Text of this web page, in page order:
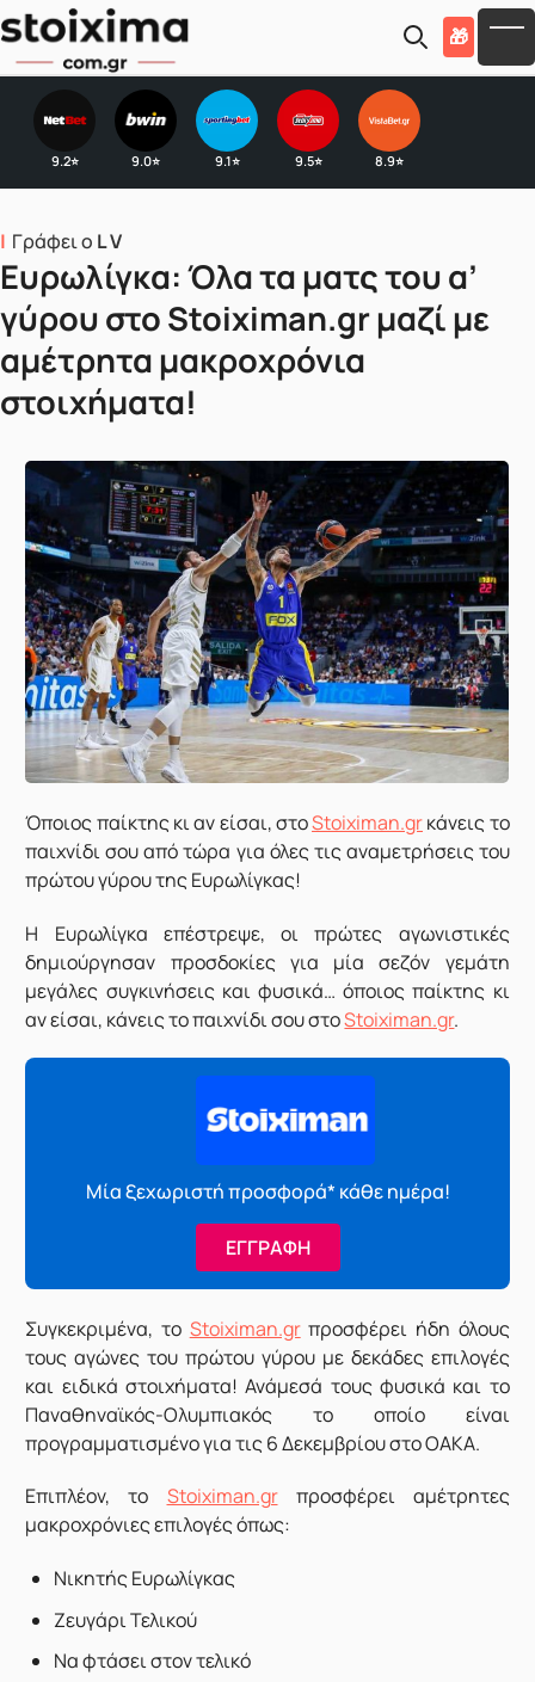
Skip to main content
🎁
9.2⭐ 9.0⭐ 9.1⭐ 9.5⭐ 8.9⭐
Γράφει ο L V
Ευρωλίγκα: Όλα τα ματς του α’
γύρου στο Stoiximan.gr μαζί με
αμέτρητα μακροχρόνια
στοιχήματα!
Όποιος παίκτης κι αν είσαι, στοStoiximan.grκάνεις το
παιχνίδι σου από τώρα για όλες τις αναμετρήσεις του
πρώτου γύρου της Ευρωλίγκας!
Η Ευρωλίγκα επέστρεψε, οι πρώτες αγωνιστικές
δημιούργησαν προσδοκίες για μία σεζόν γεμάτη
μεγάλες συγκινήσεις και φυσικά… όποιος παίκτης κι
αν είσαι, κάνεις το παιχνίδι σου στοStoiximan.gr.
Μία ξεχωριστή προσφορά* κάθε ημέρα!
ΕΓΓΡΑΦΗ
Συγκεκριμένα, το Stoiximan.grπροσφέρει ήδη όλους
τους αγώνες του πρώτου γύρου με δεκάδες επιλογές
και ειδικά στοιχήματα! Ανάμεσά τους φυσικά και το
Παναθηναϊκός-Ολυμπιακός το οποίο είναι
προγραμματισμένο για τις 6 Δεκεμβρίου στο ΟΑΚΑ.
Επιπλέον, το Stoiximan.grπροσφέρει αμέτρητες
μακροχρόνιες επιλογές όπως:
Νικητής Ευρωλίγκας
Ζευγάρι Τελικού
Να φτάσει στον τελικό